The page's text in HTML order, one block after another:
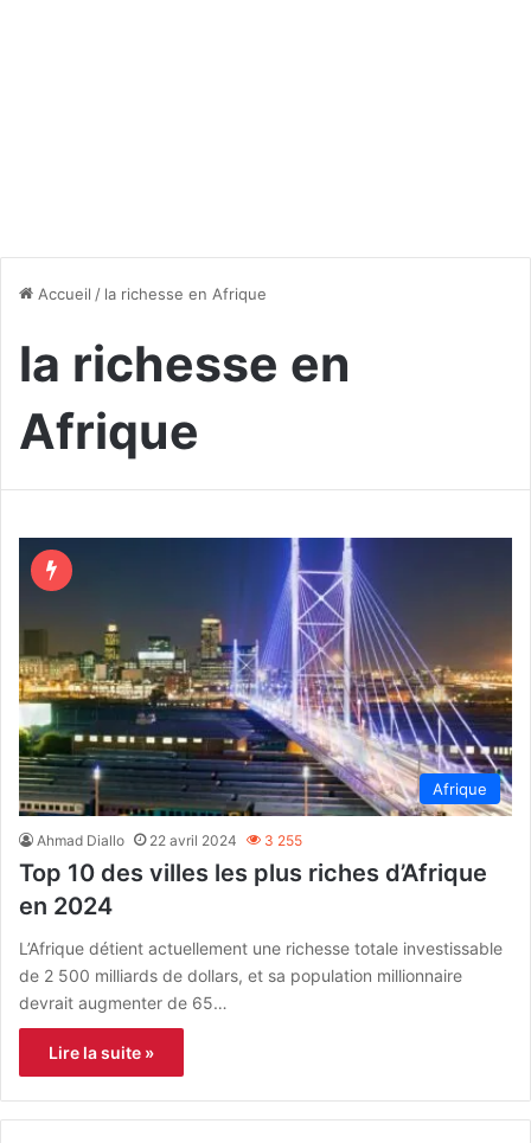
Accueil / la richesse en Afrique
la richesse en
Afrique
Afrique
Ahmad Diallo 22 avril 2024 3 255
Top 10 des villes les plus riches d’Afrique
en 2024
L’Afrique détient actuellement une richesse totale investissable
de 2 500 milliards de dollars, et sa population millionnaire
devrait augmenter de 65…
Lire la suite »